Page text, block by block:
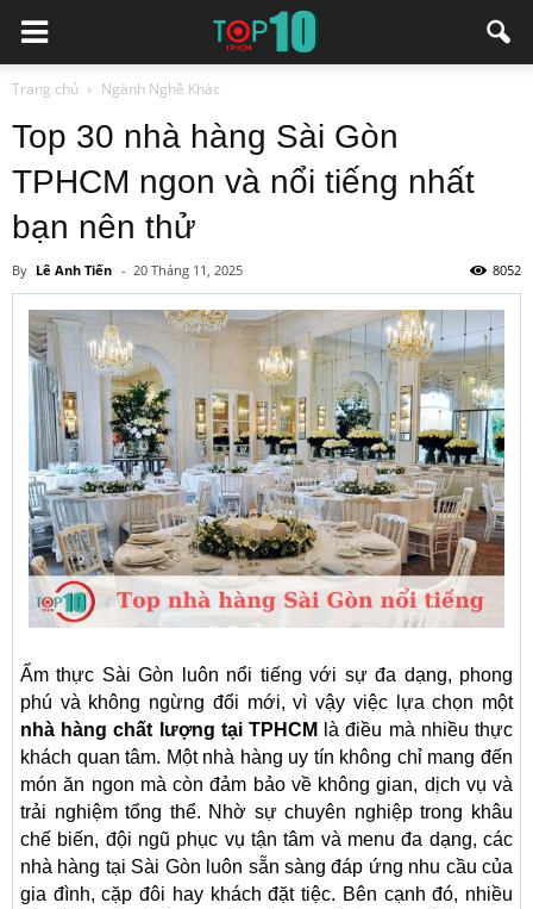
Trang chủ Ngành Nghề Khác
Top 30 nhà hàng Sài Gòn
TPHCM ngon và nổi tiếng nhất
bạn nên thử
By Lê Anh Tiến - 20 Tháng 11, 2025 8052
Ẩm thực Sài Gòn luôn nổi tiếng với sự đa dạng, phong
phú và không ngừng đổi mới, vì vậy việc lựa chọn một
nhà hàng chất lượng tại TPHCM
là điều mà nhiều thực
khách quan tâm. Một nhà hàng uy tín không chỉ mang đến
món ăn ngon mà còn đảm bảo về không gian, dịch vụ và
trải nghiệm tổng thể. Nhờ sự chuyên nghiệp trong khâu
chế biến, đội ngũ phục vụ tận tâm và menu đa dạng, các
nhà hàng tại Sài Gòn luôn sẵn sàng đáp ứng nhu cầu của
gia đình, cặp đôi hay khách đặt tiệc. Bên cạnh đó, nhiều